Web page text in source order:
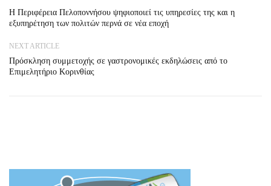
Η Περιφέρεια Πελοποννήσου ψηφιοποιεί τις υπηρεσίες της και η
εξυπηρέτηση των πολιτών περνά σε νέα εποχή
NEXT ARTICLE
Πρόσκληση συμμετοχής σε γαστρονομικές εκδηλώσεις από το
Επιμελητήριο Κορινθίας